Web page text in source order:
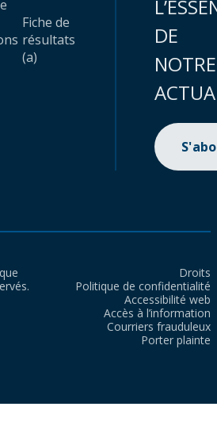
Fiche de
résultats
(a)
DE
NOTRE
Droits
Politique de confidentialité
Accessibilité web
Accès à l’information
Courriers frauduleux
Porter plainte